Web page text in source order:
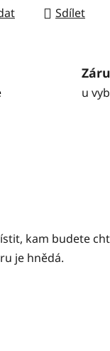
Sdílet
u
kam budete
je hnědá.